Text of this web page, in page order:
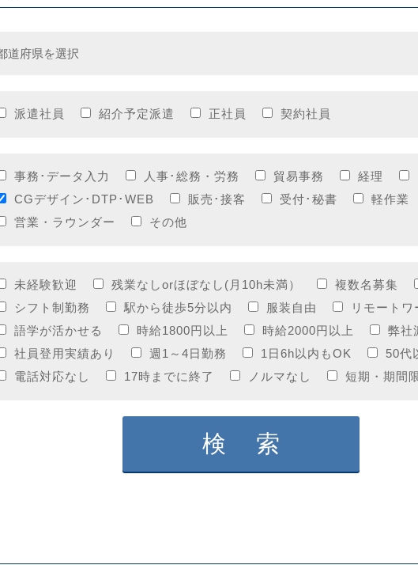
派遣社員 紹介予定派遣 正社員 契約社員
事務･データ入力 人事･総務・労務 貿易事務 経理
CGデザイン･DTP･WEB
販売･接客 受付･秘書 軽作業
営業・ラウンダー
その他
未経験歓迎 残業なしorほぼなし(月10h未満） 複数名募集
シフト制勤務
駅から徒歩5分以内 服装自由 リモートワ
語学が活かせる
時給1800円以上 時給2000円以上
弊社
社員登用実績あり
週1～4日勤務 1日6h以内もOK 50代
電話対応なし
17時までに終了 ノルマなし 短期・期間